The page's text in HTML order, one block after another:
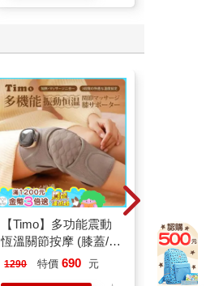
【Timo】多功能震動
恆溫關節按摩 (膝蓋/
肩/手肘通用) 無線充電
1290 特價 690 元
德國
控油無
凝露
髮根(
73 折